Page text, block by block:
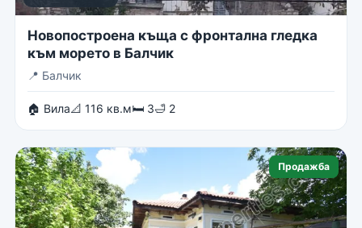
Новопостроена къща с фронтална гледка
към морето в Балчик
📍 Балчик
🏠 Вила📐 116 кв.м🛏 3🛁 2
Продажба